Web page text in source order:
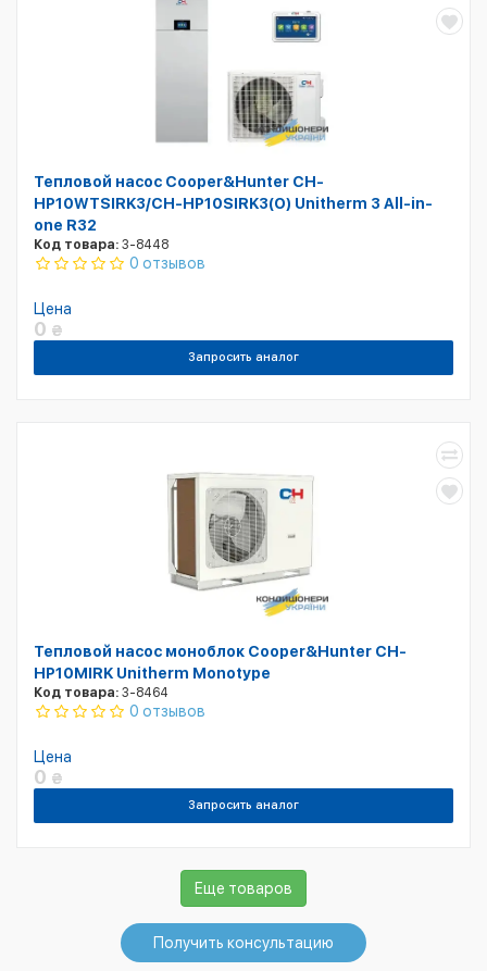
Тепловой насос Cooper&Hunter CH-
HP10WTSIRK3/CH-HP10SIRK3(O) Unitherm 3 All-in-
one R32
Код товара: 3-8448
0 отзывов
Цена
0 ₴
Запросить аналог
Тепловой насос моноблок Cooper&Hunter CH-
HP10MIRK Unitherm Monotype
Код товара: 3-8464
0 отзывов
Цена
0 ₴
Запросить аналог
Еще товаров
Получить консультацию